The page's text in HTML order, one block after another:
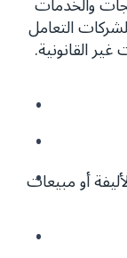
التعامل
القانونية.
أو مبيعات